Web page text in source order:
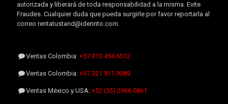
autorizada y liberará de toda responsabilidad a la misma. Evite
Fraudes. Cualquier duda que pueda surgirle por favor reportarla al
correo rentatustand@idennto.com.
Ventas Colombia:+57 313 454.6512
Ventas Colombia:+57 321 911.9089
Ventas México y USA:+52 (55) 2966.0861